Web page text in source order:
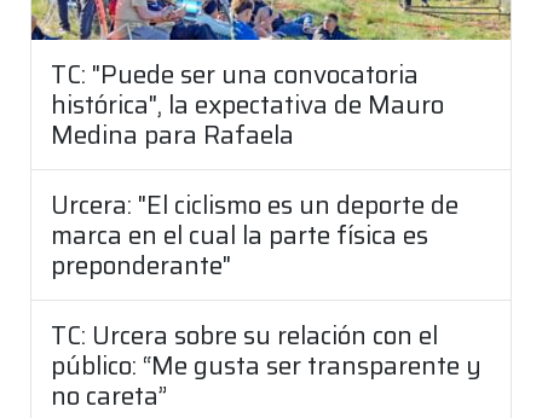
TC: "Puede ser una convocatoria
histórica", la expectativa de Mauro
Medina para Rafaela
Urcera: "El ciclismo es un deporte de
marca en el cual la parte física es
preponderante"
TC: Urcera sobre su relación con el
público: “Me gusta ser transparente y
no careta”